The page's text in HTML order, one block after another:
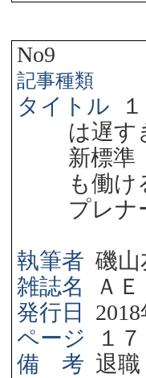
No9
記事種類
タイトル
は遅
新標
も働
プレナ
執筆者 磯山
雑誌名
Ａ
発行日
2018
ページ
１
備 考 退